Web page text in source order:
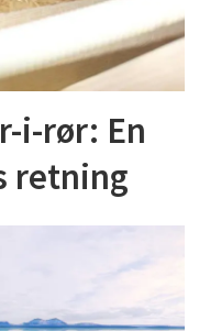
i-rør: En
retning